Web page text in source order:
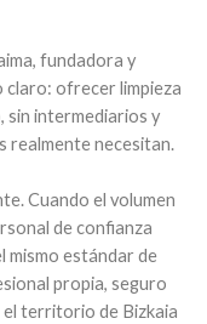
fundadora y
claro: ofrecer limpieza
intermediarios y
realmente necesitan.
Cuando el volumen
de confianza
mismo estándar de
propia, seguro
el territorio de Bizkaia